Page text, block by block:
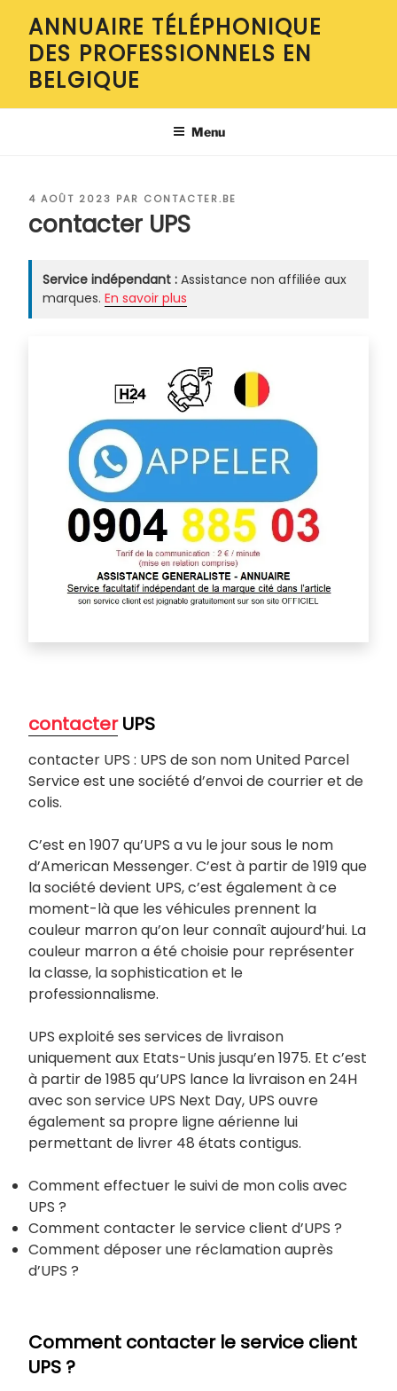
contenu
principal
ANNUAIRE TÉLÉPHONIQUE
DES PROFESSIONNELS EN
BELGIQUE
Menu
PUBLIÉ
4 AOÛT 2023 PAR CONTACTER.BE
contacter UPS
Service indépendant : Assistance non affiliée aux
marques. En savoir plus
contacterUPS
contacter UPS : UPS de son nom United Parcel
Service est une société d’envoi de courrier et de
colis.
C’est en 1907 qu’UPS a vu le jour sous le nom
d’American Messenger. C’est à partir de 1919 que
la société devient UPS, c’est également à ce
moment-là que les véhicules prennent la
couleur marron qu’on leur connaît aujourd’hui. La
couleur marron a été choisie pour représenter
la classe, la sophistication et le
professionnalisme.
UPS exploité ses services de livraison
uniquement aux Etats-Unis jusqu’en 1975. Et c’est
à partir de 1985 qu’UPS lance la livraison en 24H
avec son service UPS Next Day, UPS ouvre
également sa propre ligne aérienne lui
permettant de livrer 48 états contigus.
Comment effectuer le suivi de mon colis avec
UPS ?
Comment contacter le service client d’UPS ?
Comment déposer une réclamation auprès
d’UPS ?
Comment contacter le service client
UPS ?